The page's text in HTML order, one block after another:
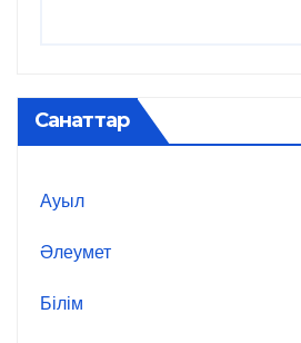
Санаттар
Ауыл
Әлеумет
Білім